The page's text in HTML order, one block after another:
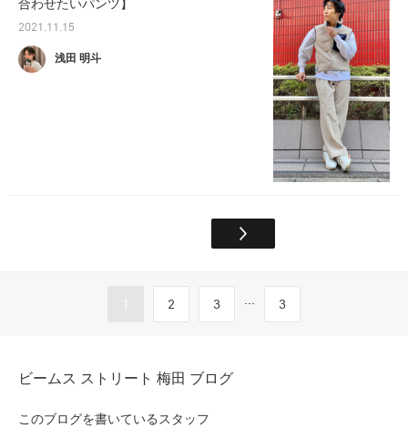
合わせたいパンツ】
2021.11.15
浅田 明斗
1 2 3 ... 3
ビームス ストリート 梅田 ブログ
このブログを書いているスタッフ